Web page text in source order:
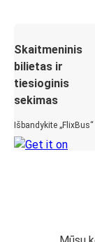
Skaitmeninis
bilietas ir
tiesioginis
sekimas
Išbandykite